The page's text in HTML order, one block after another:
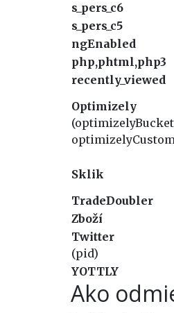
s_pers_c6
s_pers_c5
ngEnabled
php,phtml,php3
recently_viewed
Optimizely
Sklik
TradeDoubler
Zboží
Twitter
(pid)
YOTTLY
Ako